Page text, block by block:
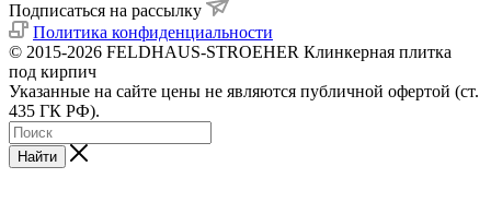
Подписаться на рассылку
Политика конфиденциальности
© 2015-2026 FELDHAUS-STROEHER Клинкерная плитка
под кирпич
Указанные на сайте цены не являются публичной офертой (ст.
435 ГК РФ).
Найти